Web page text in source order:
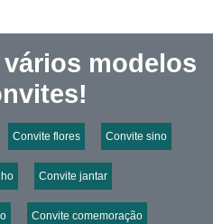
modelos
Convite flores Convite sino
Convite jantar
Convite comemoração